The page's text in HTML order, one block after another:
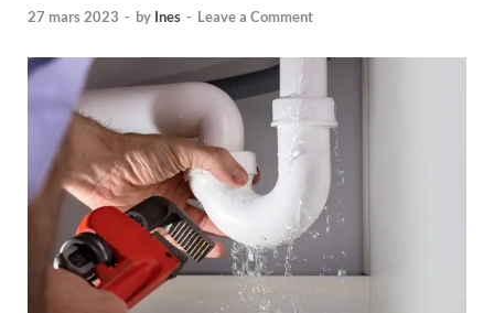
27 mars 2023 - by Ines - Leave a Comment